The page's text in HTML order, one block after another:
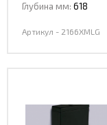
Глубина мм: 618
Артикул - 2166XMLG